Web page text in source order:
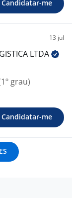
Candidatar-me
13 jul
LTDA
grau)
Candidatar-me